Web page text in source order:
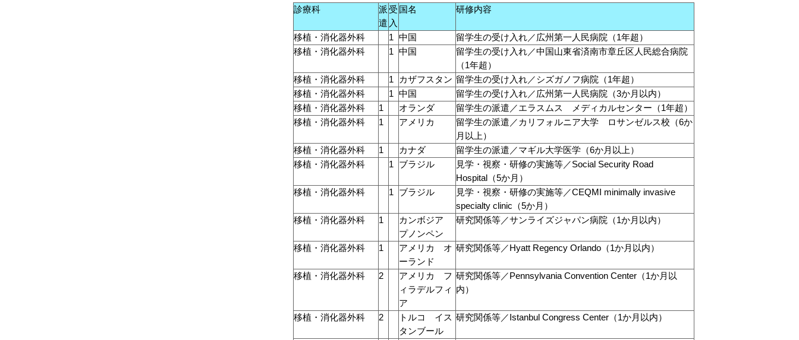
診療科
派
遣
受
入
国名 研修内容
移植・消化器外科 1 中国
留学生の受け入れ／広州第一人民病院（1年超）
移植・消化器外科
1 中国
留学生の受け入れ／中国山東省済南市章丘区人民総合病院
（1年超）
移植・消化器外科
1 カザフスタン 留学生の受け入れ／シズガノフ病院（1年超）
移植・消化器外科
1 中国
留学生の受け入れ／広州第一人民病院（3か月以内）
移植・消化器外科
1 オランダ
留学生の派遣／エラスムス メディカルセンター（1年超）
移植・消化器外科
1 アメリカ
留学生の派遣／カリフォルニア大学 ロサンゼルス校（6か
月以上）
移植・消化器外科
1 カナダ
留学生の派遣／マギル大学医学（6か月以上）
移植・消化器外科
1 ブラジル
見学・視察・研修の実施等／Social Security Road
Hospital（5か月）
移植・消化器外科
1 ブラジル
見学・視察・研修の実施等／CEQMI minimally invasive
specialty clinic（5か月）
移植・消化器外科
1
カンボジア
プノンペン
研究関係等／サンライズジャパン病院（1か月以内）
移植・消化器外科 1
アメリカ オ
ーランド
研究関係等／Hyatt Regency Orlando（1か月以内）
移植・消化器外科 2
アメリカ フ
ィラデルフィ
ア
研究関係等／Pennsylvania Convention Center（1か月以
内）
移植・消化器外科 2
トルコ イス
タンブール
研究関係等／Istanbul Congress Center（1か月以内）